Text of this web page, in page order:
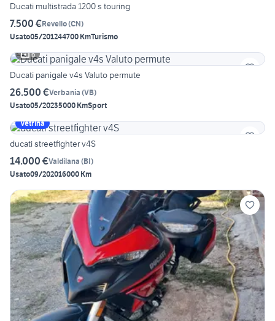
Ducati multistrada 1200 s touring
7.500 €Revello(CN)
Usato05/201244700 KmTurismo
6
Ducati panigale v4s Valuto permute
26.500 €Verbania (VB)
Usato05/20235000 KmSport
Vetrina
ducati streetfighter v4S
14.000 €Valdilana (BI)
Usato09/202016000 Km